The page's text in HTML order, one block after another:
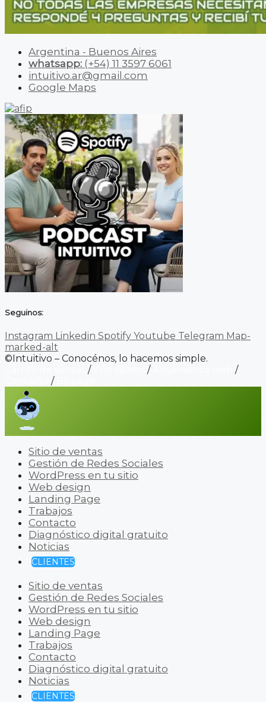
Argentina - Buenos Aires
whatsapp: (+54) 11 3597 6061
intuitivo.ar@gmail.com
Google Maps
Seguinos:
Instagram Linkedin Spotify Youtube Telegram Map-
marked-alt
©Intuitivo – Conocénos, lo hacemos simple.
/ /
/
/
Sitio de ventas
Gestión de Redes Sociales
WordPress en tu sitio
Web design
Landing Page
Trabajos
Contacto
Diagnóstico digital gratuito
Noticias
CLIENTES
Sitio de ventas
Gestión de Redes Sociales
WordPress en tu sitio
Web design
Landing Page
Trabajos
Contacto
Diagnóstico digital gratuito
Noticias
CLIENTES